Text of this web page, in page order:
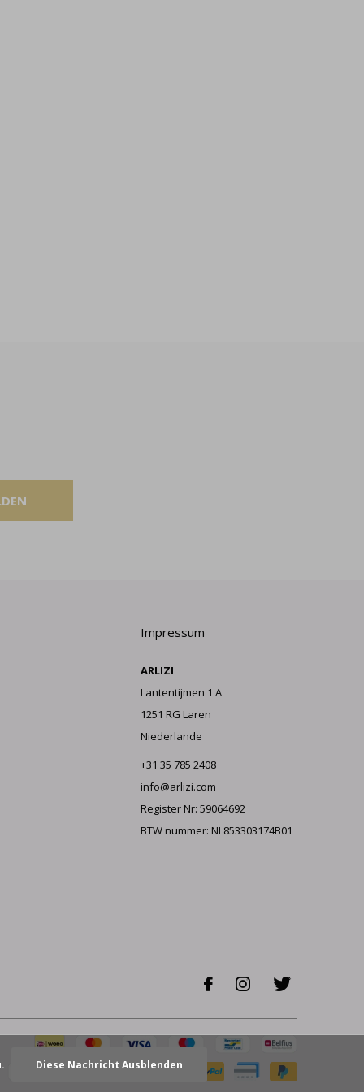
Impressum
ARLIZI
Lantentijmen 1 A
1251 RG Laren
Niederlande
+31 35 785 2408
info@arlizi.com
Register Nr: 59064692
BTW nummer: NL853303174B01
Diese Nachricht Ausblenden